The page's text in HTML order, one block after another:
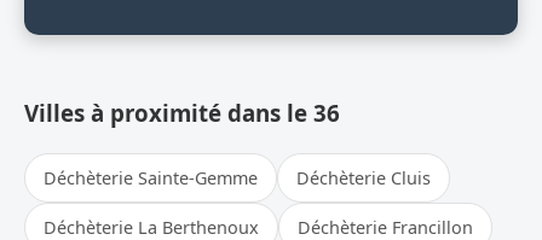
Villes à proximité dans le 36
Déchèterie Sainte-Gemme Déchèterie Cluis
Déchèterie La Berthenoux Déchèterie Francillon